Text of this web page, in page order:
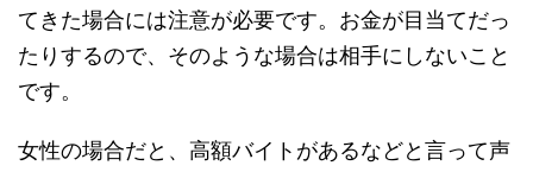
てきた場合には注意が必要です。お金が目当てだっ
たりするので、そのような場合は相手にしないこと
です。
女性の場合だと、高額バイトがあるなどと言って声